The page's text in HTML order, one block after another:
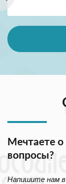
Мечтаете о
вопросы?
Напишите нам